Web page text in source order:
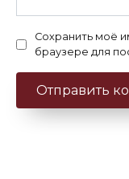
Сохранить моё
браузере для